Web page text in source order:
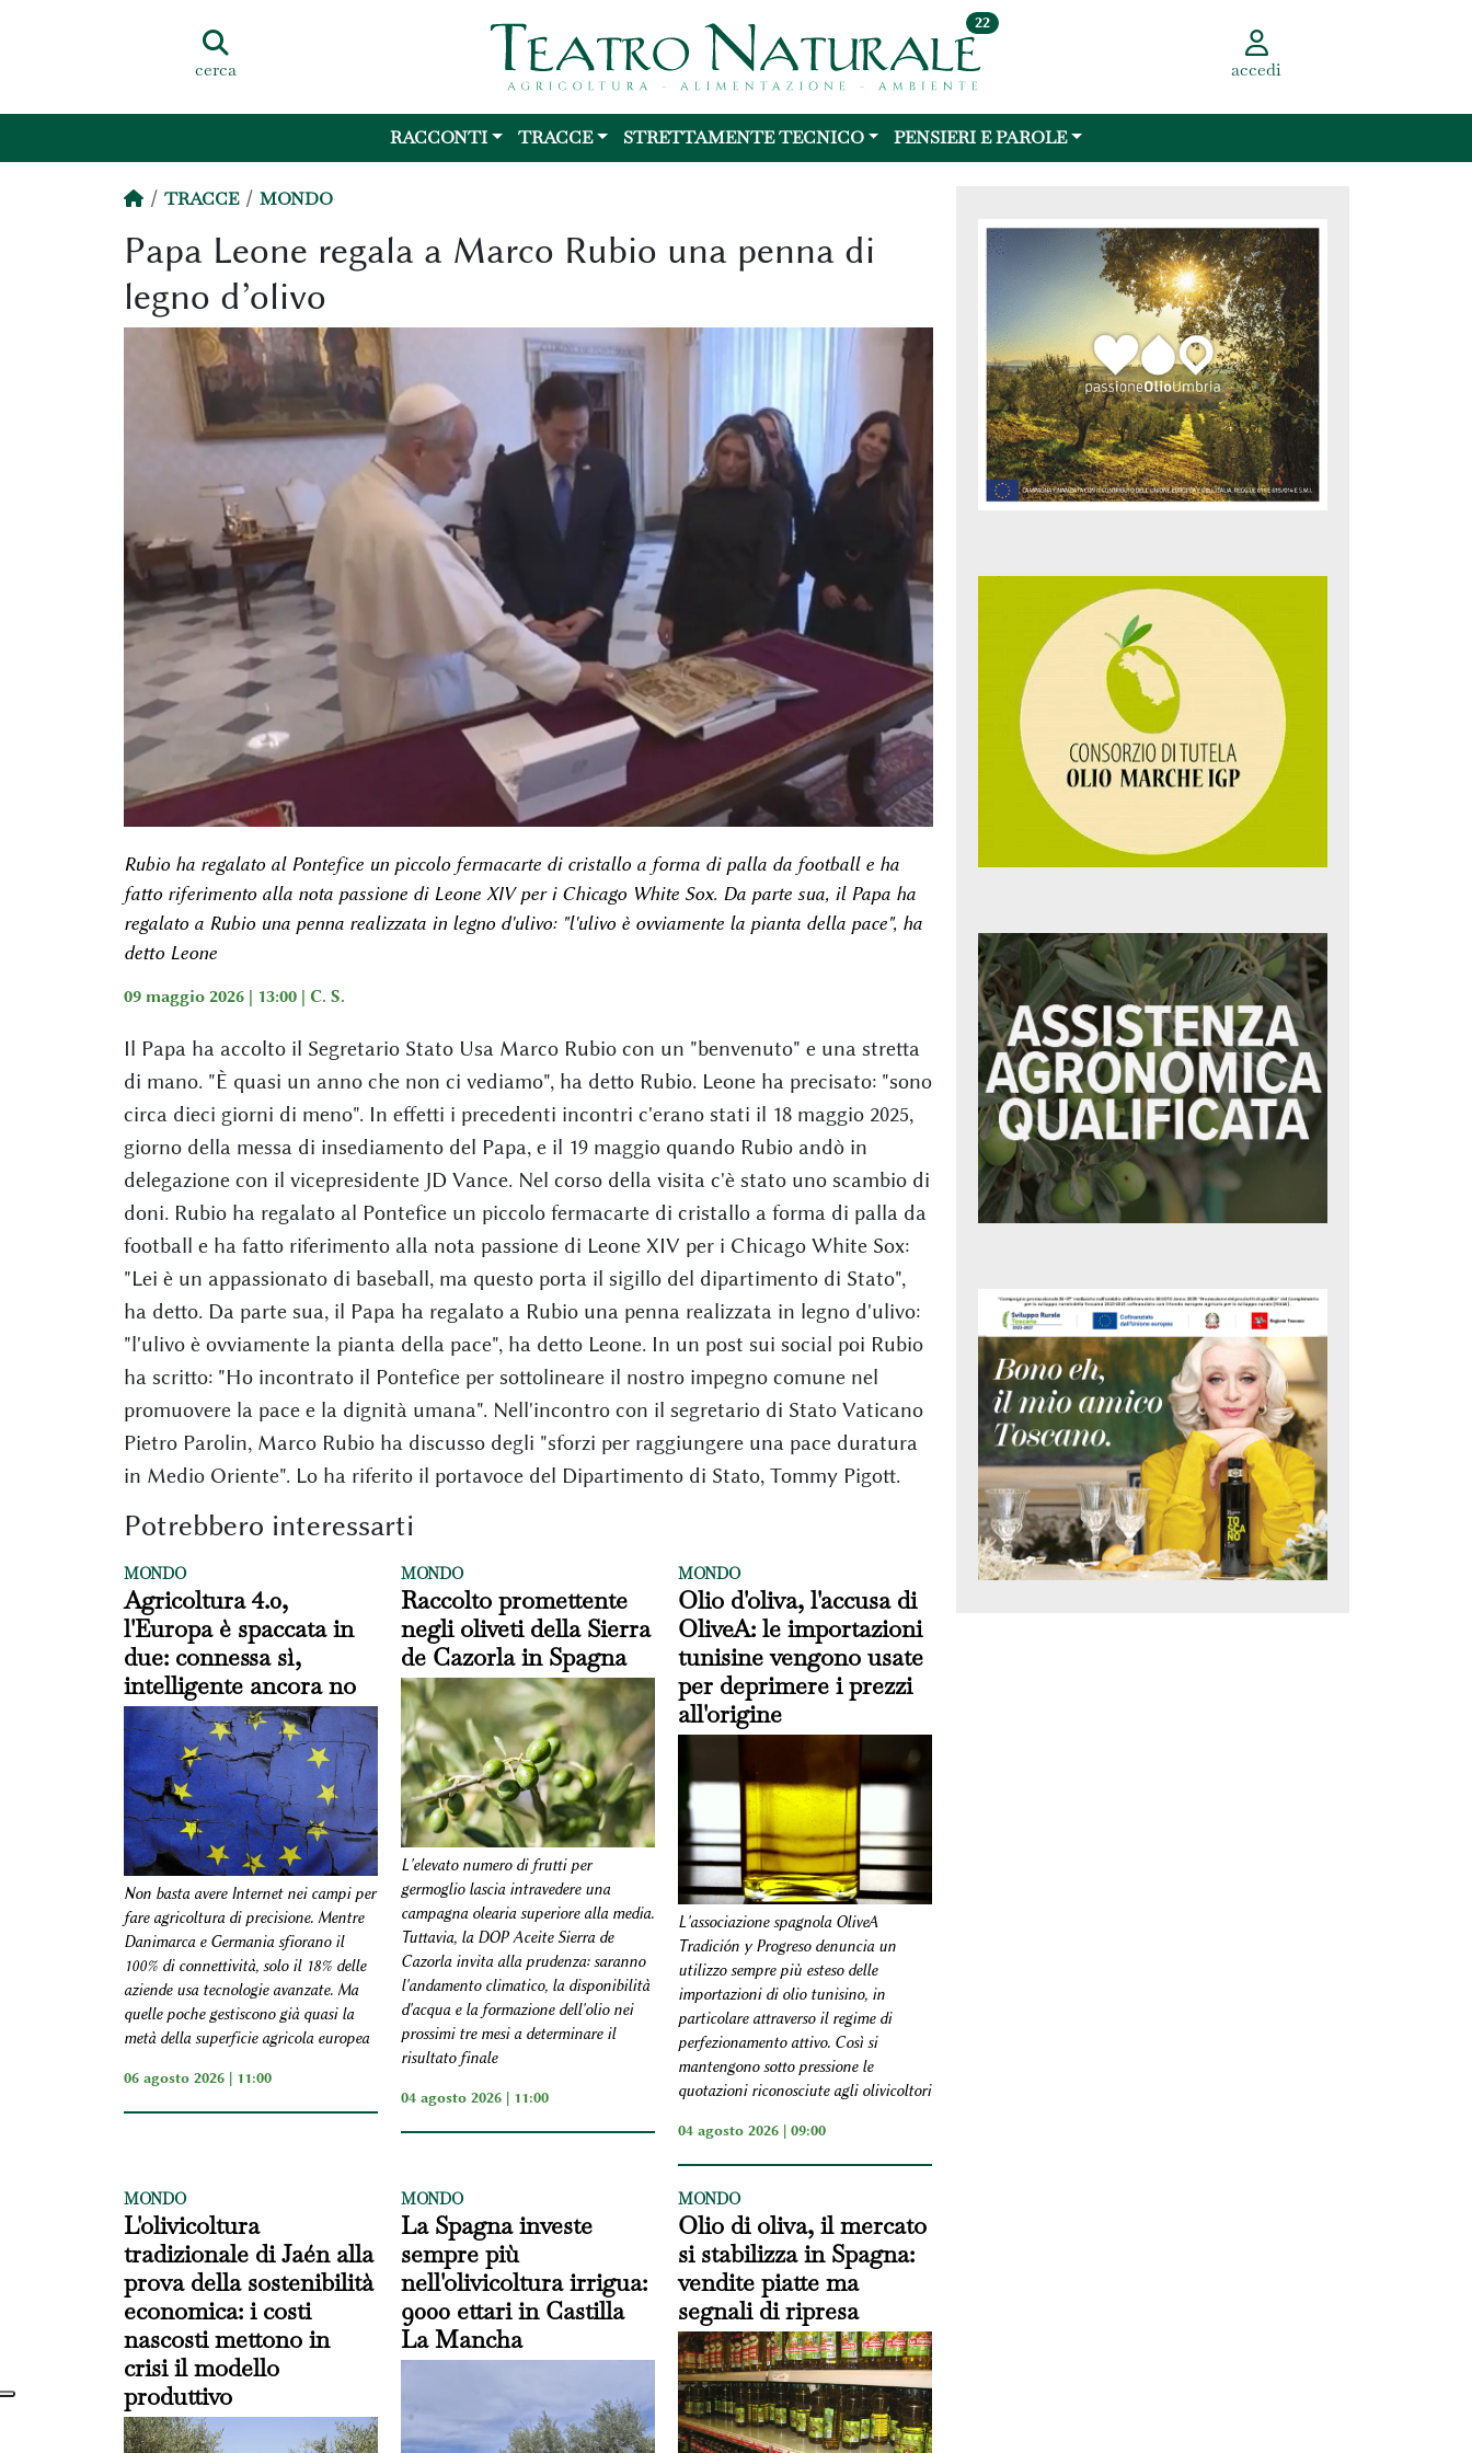
cerca
22
accedi
RACCONTI TRACCE STRETTAMENTE TECNICO PENSIERI E PAROLE
TRACCE MONDO
Papa Leone regala a Marco Rubio una penna di
legno d’olivo
Rubio ha regalato al Pontefice un piccolo fermacarte di cristallo a forma di palla da football e ha
fatto riferimento alla nota passione di Leone XIV per i Chicago White Sox. Da parte sua, il Papa ha
regalato a Rubio una penna realizzata in legno d'ulivo: "l'ulivo è ovviamente la pianta della pace", ha
detto Leone
09 maggio 2026 | 13:00 | C. S.
Il Papa ha accolto il Segretario Stato Usa Marco Rubio con un "benvenuto" e una stretta
di mano. "È quasi un anno che non ci vediamo", ha detto Rubio. Leone ha precisato: "sono
circa dieci giorni di meno". In effetti i precedenti incontri c'erano stati il 18 maggio 2025,
giorno della messa di insediamento del Papa, e il 19 maggio quando Rubio andò in
delegazione con il vicepresidente JD Vance. Nel corso della visita c'è stato uno scambio di
doni. Rubio ha regalato al Pontefice un piccolo fermacarte di cristallo a forma di palla da
football e ha fatto riferimento alla nota passione di Leone XIV per i Chicago White Sox:
"Lei è un appassionato di baseball, ma questo porta il sigillo del dipartimento di Stato",
ha detto. Da parte sua, il Papa ha regalato a Rubio una penna realizzata in legno d'ulivo:
"l'ulivo è ovviamente la pianta della pace", ha detto Leone. In un post sui social poi Rubio
ha scritto: "Ho incontrato il Pontefice per sottolineare il nostro impegno comune nel
promuovere la pace e la dignità umana". Nell'incontro con il segretario di Stato Vaticano
Pietro Parolin, Marco Rubio ha discusso degli "sforzi per raggiungere una pace duratura
in Medio Oriente". Lo ha riferito il portavoce del Dipartimento di Stato, Tommy Pigott.
Potrebbero interessarti
MONDO
Agricoltura 4.0,
l'Europa è spaccata in
due: connessa sì,
intelligente ancora no
Non basta avere Internet nei campi per
fare agricoltura di precisione. Mentre
Danimarca e Germania sfiorano il
100% di connettività, solo il 18% delle
aziende usa tecnologie avanzate. Ma
quelle poche gestiscono già quasi la
metà della superficie agricola europea
06 agosto 2026 | 11:00
MONDO
Raccolto promettente
negli oliveti della Sierra
de Cazorla in Spagna
L'elevato numero di frutti per
germoglio lascia intravedere una
campagna olearia superiore alla media.
Tuttavia, la DOP Aceite Sierra de
Cazorla invita alla prudenza: saranno
l'andamento climatico, la disponibilità
d'acqua e la formazione dell'olio nei
prossimi tre mesi a determinare il
risultato finale
04 agosto 2026 | 11:00
MONDO
Olio d'oliva, l'accusa di
OliveA: le importazioni
tunisine vengono usate
per deprimere i prezzi
all'origine
L'associazione spagnola OliveA
Tradición y Progreso denuncia un
utilizzo sempre più esteso delle
importazioni di olio tunisino, in
particolare attraverso il regime di
perfezionamento attivo. Così si
mantengono sotto pressione le
quotazioni riconosciute agli olivicoltori
04 agosto 2026 | 09:00
MONDO
L'olivicoltura
tradizionale di Jaén alla
prova della sostenibilità
economica: i costi
nascosti mettono in
crisi il modello
produttivo
MONDO
La Spagna investe
sempre più
nell'olivicoltura irrigua:
9000 ettari in Castilla
La Mancha
MONDO
Olio di oliva, il mercato
si stabilizza in Spagna:
vendite piatte ma
segnali di ripresa